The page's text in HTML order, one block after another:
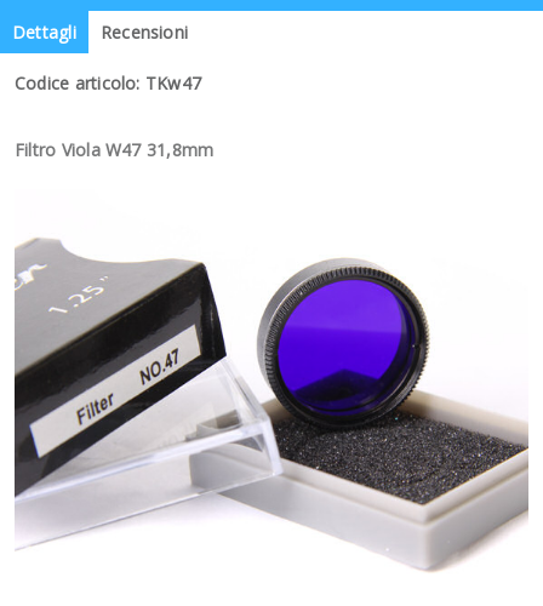
Dettagli Recensioni
Codice articolo: TKw47
Filtro Viola W47 31,8mm